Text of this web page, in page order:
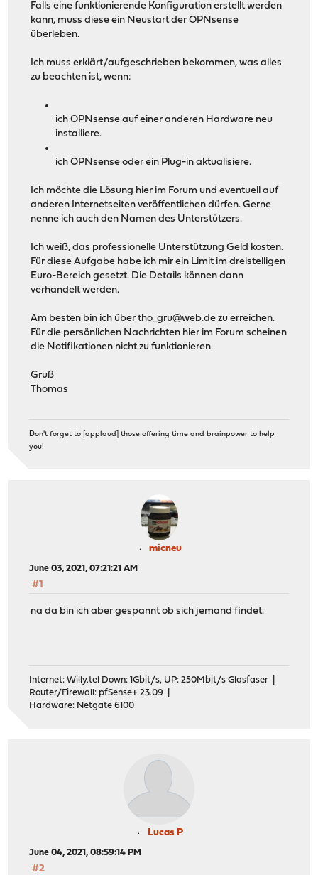
Falls eine funktionierende Konfiguration erstellt werden
kann, muss diese ein Neustart der OPNsense
überleben.
Ich muss erklärt/aufgeschrieben bekommen, was alles
zu beachten ist, wenn:
ich OPNsense auf einer anderen Hardware neu
installiere.
ich OPNsense oder ein Plug-in aktualisiere.
Ich möchte die Lösung hier im Forum und eventuell auf
anderen Internetseiten veröffentlichen dürfen. Gerne
nenne ich auch den Namen des Unterstützers.
Ich weiß, das professionelle Unterstützung Geld kosten.
Für diese Aufgabe habe ich mir ein Limit im dreistelligen
Euro-Bereich gesetzt. Die Details können dann
verhandelt werden.
Am besten bin ich übertho_gru@web.de zu erreichen.
Für die persönlichen Nachrichten hier im Forum scheinen
die Notifikationen nicht zu funktionieren.
Gruß
Thomas
Don't forget to [applaud] those offering time and brainpower to help
you!
micneu
June 03, 2021, 07:21:21 AM
#1
na da bin ich aber gespannt ob sich jemand findet.
Internet:Willy.tel
Down: 1Gbit/s, UP: 250Mbit/s Glasfaser |
Router/Firewall: pfSense+ 23.09 |
Hardware: Netgate 6100
Lucas P
June 04, 2021, 08:59:14 PM
#2